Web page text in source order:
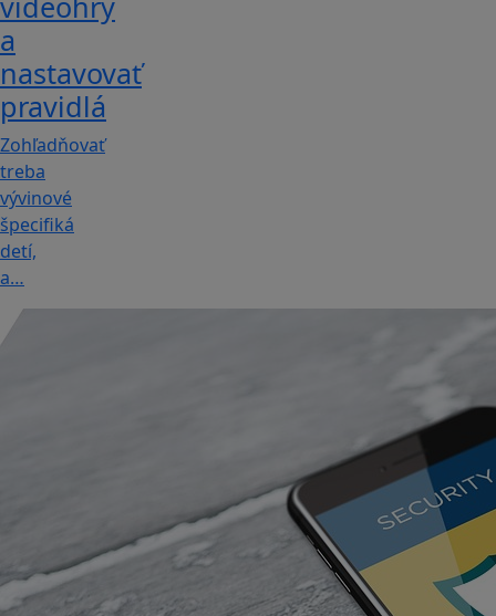
a
nastavovať
pravidlá
Zohľadňovať
treba
vývinové
špecifiká
detí,
a…